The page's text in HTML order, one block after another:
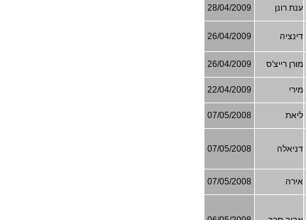
ענת רונן
28/04/2009
דינציה 26/04/2009
מורן רייצ'ס 26/04/2009
מירי 22/04/2009
ליאת
07/05/2008
דניאלה 07/05/2008
אירה
07/05/2008